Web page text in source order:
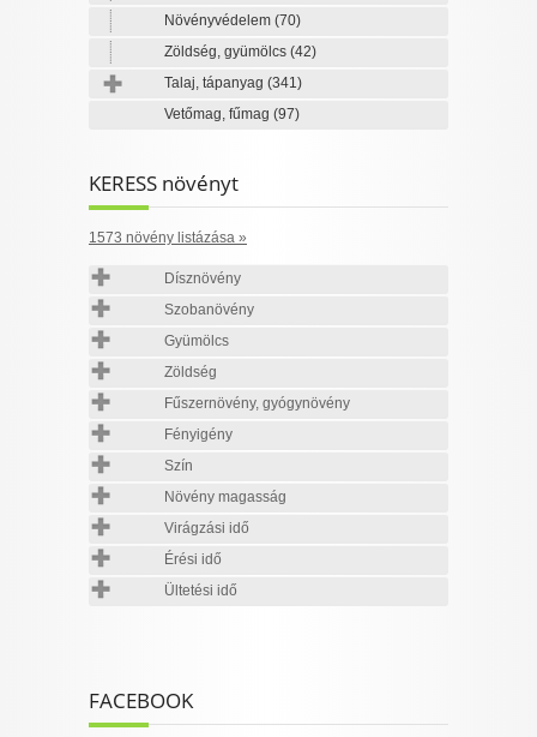
Növényvédelem (70)
Zöldség, gyümölcs (42)
Talaj, tápanyag (341)
Vetőmag, fűmag (97)
KERESS növényt
1573 növény listázása »
Dísznövény
Szobanövény
Gyümölcs
Zöldség
Fűszernövény, gyógynövény
Fényigény
Szín
Növény magasság
Virágzási idő
Érési idő
Ültetési idő
FACEBOOK